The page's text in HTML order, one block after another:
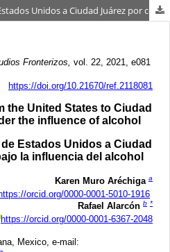
Mexicanos deportados de Estados Unidos a Ciudad Juárez por conducir bajo la influencia del alcohol